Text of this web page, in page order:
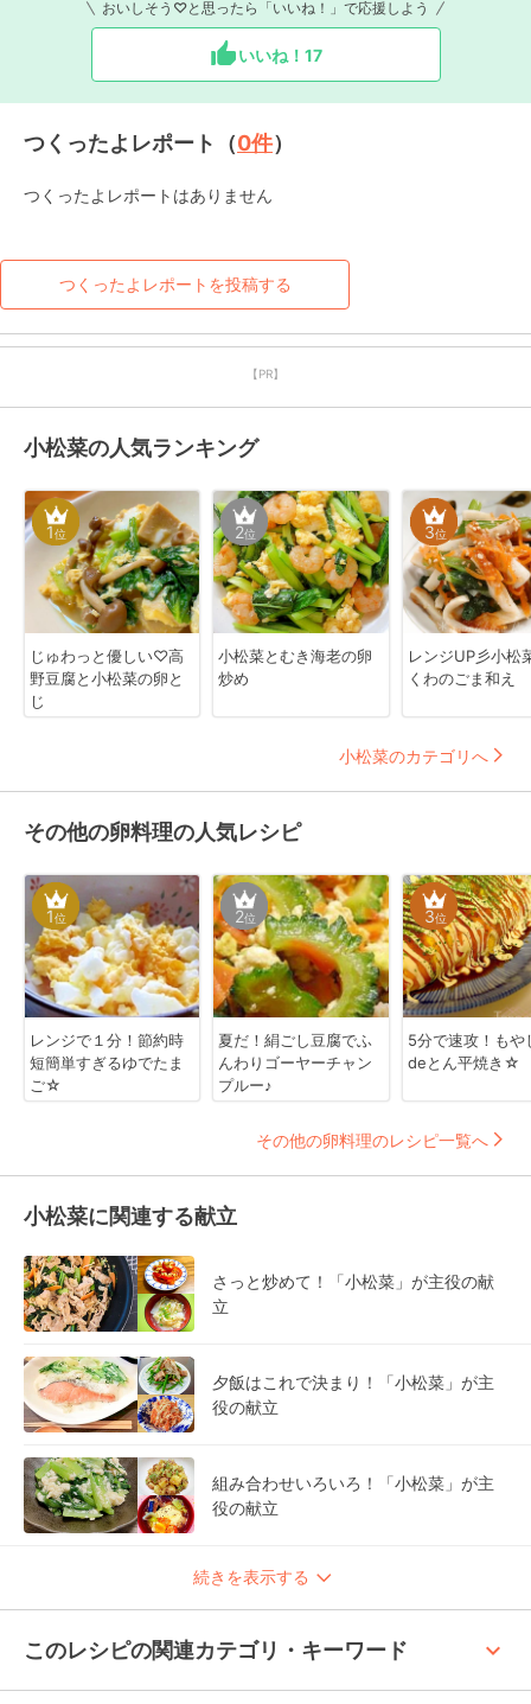
おいしそう♡と思ったら「いいね！」で応援しよう
いいね！ 17
つくったよレポート（0件）
つくったよレポートはありません
つくったよレポートを投稿する
【PR】
小松菜の人気ランキング
1位
じゅわっと優しい♡高
野豆腐と小松菜の卵と
じ
2位
小松菜とむき海老の卵
炒め
3位
レンジUP彡小松
くわのごま和え
小松菜のカテゴリへ
その他の卵料理の人気レシピ
1位
レンジで１分！節約時
短簡単すぎるゆでたま
ご☆
2位
夏だ！絹ごし豆腐でふ
んわりゴーヤーチャン
プルー♪
3位
5分で速攻！もや
deとん平焼き☆
その他の卵料理のレシピ一覧へ
小松菜に関連する献立
さっと炒めて！「小松菜」が主役の献
立
夕飯はこれで決まり！「小松菜」が主
役の献立
組み合わせいろいろ！「小松菜」が主
役の献立
続きを表示する
このレシピの関連カテゴリ・キーワード keyboard_arrow_up